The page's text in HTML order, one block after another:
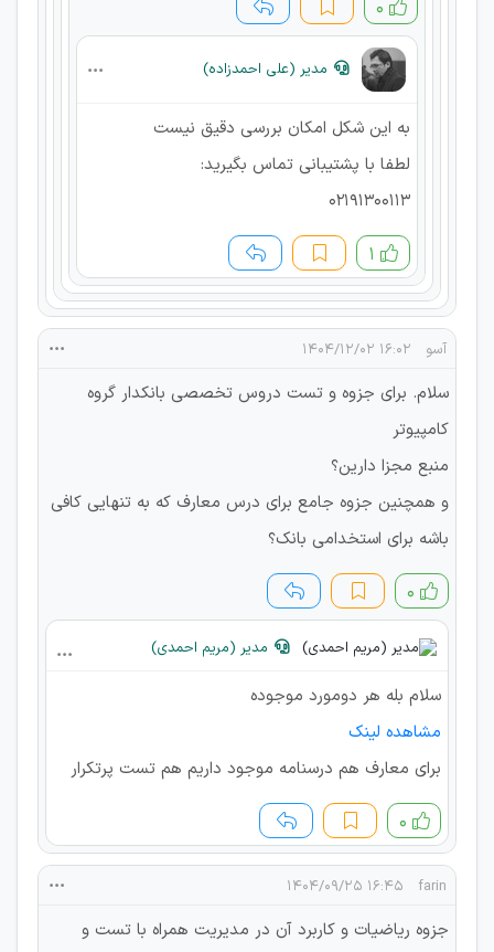
۰
مدیر (علی احمدزاده)
به این شکل امکان بررسی دقیق نیست
لطفا با پشتیبانی تماس بگیرید:
02191300113
۱
آسو ۱۶:۰۲ ۱۴۰۴/۱۲/۰۲
سلام. برای جزوه و تست دروس تخصصی بانکدار گروه
کامپیوتر
منبع مجزا دارین؟
و همچنین جزوه جامع برای درس معارف که به تنهایی کافی
باشه برای استخدامی بانک؟
۰
مدیر (مریم احمدی)
سلام بله هر دو‌مورد موجوده
مشاهده لینک
برای معارف هم درسنامه موجود داریم هم تست پرتکرار
۰
farin ۱۶:۴۵ ۱۴۰۴/۰۹/۲۵
جزوه ریاضیات و کاربرد آن در مدیریت همراه با تست و